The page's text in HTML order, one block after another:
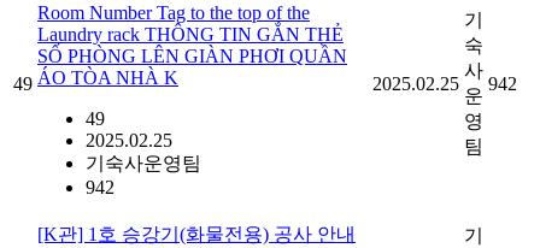
49
Room Number Tag to the top of the
Laundry rack THÔNG TIN GẮN THẺ
SỐ PHÒNG LÊN GIÀN PHƠI QUẦN
ÁO TÒA NHÀ K
49
2025.02.25
기숙사운영팀
942
2025.02.25
기
숙
사
운
영
팀
942
[K관] 1호 승강기(화물전용) 공사 안내
기